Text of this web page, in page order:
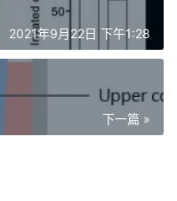
2021年9月22日 下午1:28
下一篇 »